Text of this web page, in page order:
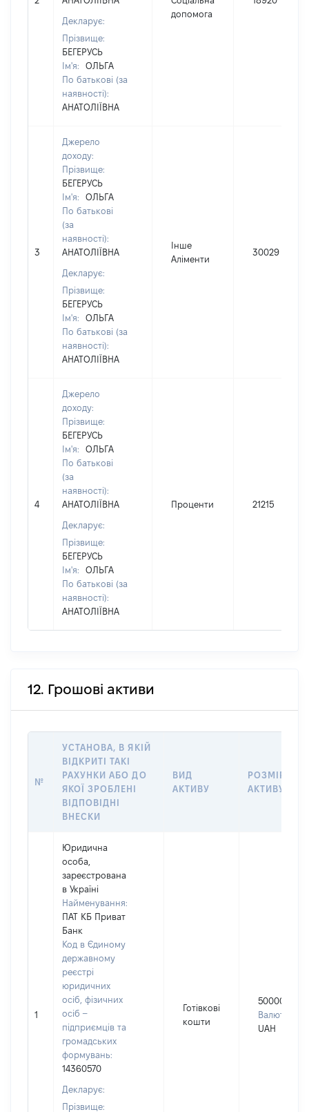
Декларує:
Прізвище:
БЕГЕРУСЬ
Ім'я:
ОЛЬГА
По батькові (за
наявності):
АНАТОЛІЇВНА
допомога
3
Джерело
доходу:
Прізвище:
БЕГЕРУСЬ
Ім'я:
ОЛЬГА
По батькові
(за
наявності):
АНАТОЛІЇВНА
Декларує:
Прізвище:
БЕГЕРУСЬ
Ім'я:
ОЛЬГА
По батькові (за
наявності):
АНАТОЛІЇВНА
Інше
Аліменти
30029
4
Джерело
доходу:
Прізвище:
БЕГЕРУСЬ
Ім'я:
ОЛЬГА
По батькові
(за
наявності):
АНАТОЛІЇВНА
Декларує:
Прізвище:
БЕГЕРУСЬ
Ім'я:
ОЛЬГА
По батькові (за
наявності):
АНАТОЛІЇВНА
Проценти 21215
12. Грошові активи
№
УСТАНОВА, В ЯКІЙ
ВІДКРИТІ ТАКІ
РАХУНКИ АБО ДО
ЯКОЇ ЗРОБЛЕНІ
ВІДПОВІДНІ
ВНЕСКИ
ВИД
АКТИВУ
РОЗМІР
АКТИВУ
1
Юридична
особа,
зареєстрована
в Україні
Найменування:
ПАТ КБ Приват
Банк
Код в Єдиному
державному
реєстрі
юридичних
осіб, фізичних
осіб –
підприємців та
громадських
формувань:
14360570
Декларує:
Прізвище:
Готівкові
кошти
50000
Валюта:
UAH